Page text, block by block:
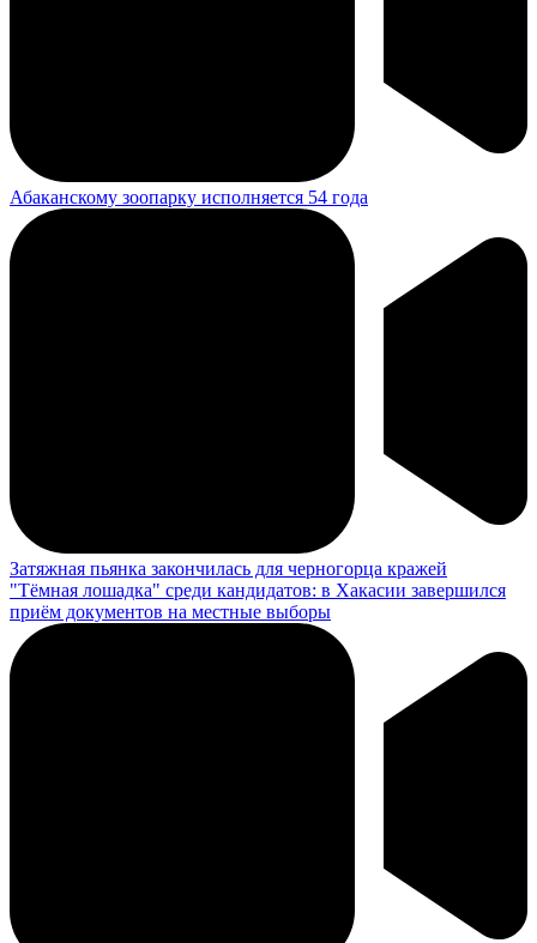
Абаканскому зоопарку исполняется 54 года
Затяжная пьянка закончилась для черногорца кражей
"Тёмная лошадка" среди кандидатов: в Хакасии завершился
приём документов на местные выборы